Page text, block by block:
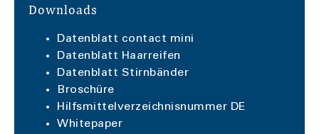
Downloads
Datenblatt contact mini
Datenblatt Haarreifen
Datenblatt Stirnbänder
Broschüre
Hilfsmittelverzeichnisnummer DE
Whitepaper